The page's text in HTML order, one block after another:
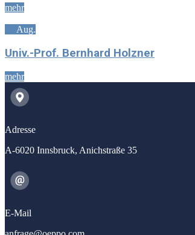
mehr
Aug.
Univ.-Prof. Bernhard Holzner
mehr
Adresse
A-6020 Innsbruck, Anichstraße 35
E-Mail